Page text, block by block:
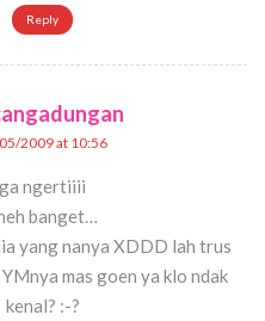
Reply
2009 at 10:56
ga ngertiiii
banget…
yang nanya XDDD lah trus
mas goen ya klo ndak
kenal? :-?